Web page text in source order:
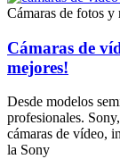
Cámaras de fotos y
Cámaras de
mejores!
Desde modelos
profesionales.
cámaras de vídeo,
la Sony